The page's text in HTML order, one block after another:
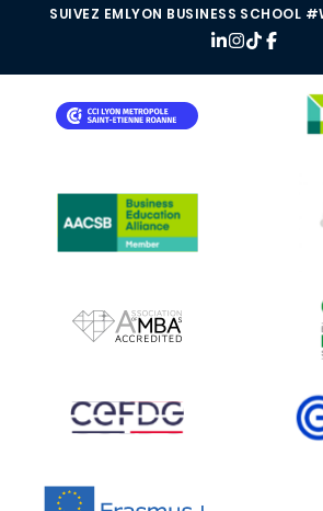
SUIVEZ EMLYON BUSINESS SCHOOL
IMAGE
IMAGE
IMAGE
IMAGE